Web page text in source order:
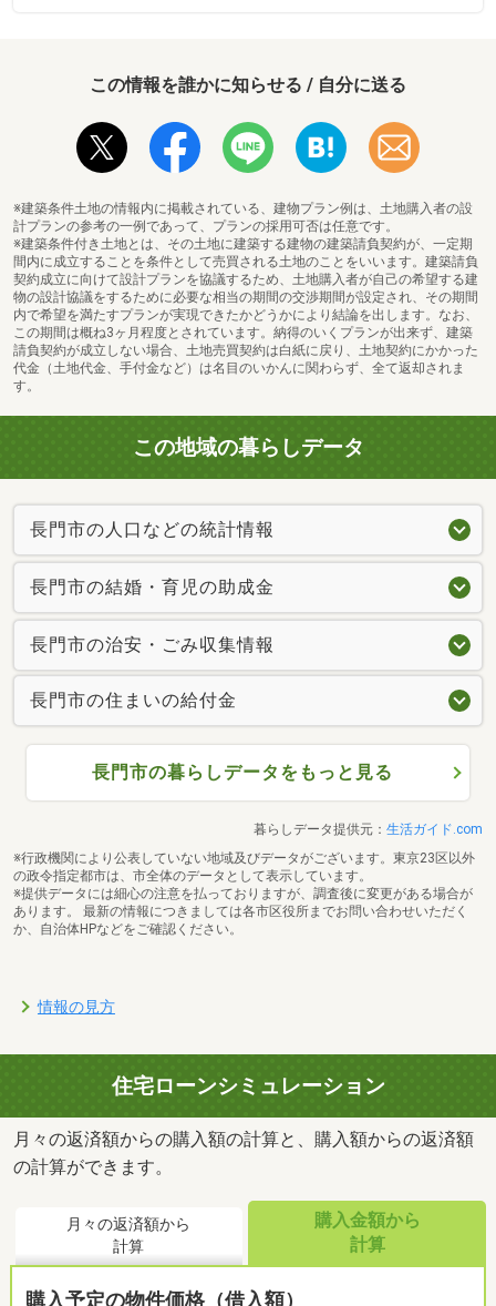
この情報を誰かに知らせる / 自分に送る
※建築条件土地の情報内に掲載されている、建物プラン例は、土地購入者の設
計プランの参考の一例であって、プランの採用可否は任意です。
※建築条件付き土地とは、その土地に建築する建物の建築請負契約が、一定期
間内に成立することを条件として売買される土地のことをいいます。建築請負
契約成立に向けて設計プランを協議するため、土地購入者が自己の希望する建
物の設計協議をするために必要な相当の期間の交渉期間が設定され、その期間
内で希望を満たすプランが実現できたかどうかにより結論を出します。なお、
この期間は概ね3ヶ月程度とされています。納得のいくプランが出来ず、建築
請負契約が成立しない場合、土地売買契約は白紙に戻り、土地契約にかかった
代金（土地代金、手付金など）は名目のいかんに関わらず、全て返却されま
す。
この地域の暮らしデータ
長門市の人口などの統計情報
長門市の結婚・育児の助成金
長門市の治安・ごみ収集情報
長門市の住まいの給付金
長門市の暮らしデータをもっと見る
暮らしデータ提供元： 生活ガイド.com
※行政機関により公表していない地域及びデータがございます。東京23区以外
の政令指定都市は、市全体のデータとして表示しています。
※提供データには細心の注意を払っておりますが、調査後に変更がある場合が
あります。 最新の情報につきましては各市区役所までお問い合わせいただく
か、自治体HPなどをご確認ください。
情報の見方
住宅ローンシミュレーション
月々の返済額からの購入額の計算と、購入額からの返済額
の計算ができます。
月々の返済額から
計算
購入金額から
計算
購入予定の物件価格（借入額）